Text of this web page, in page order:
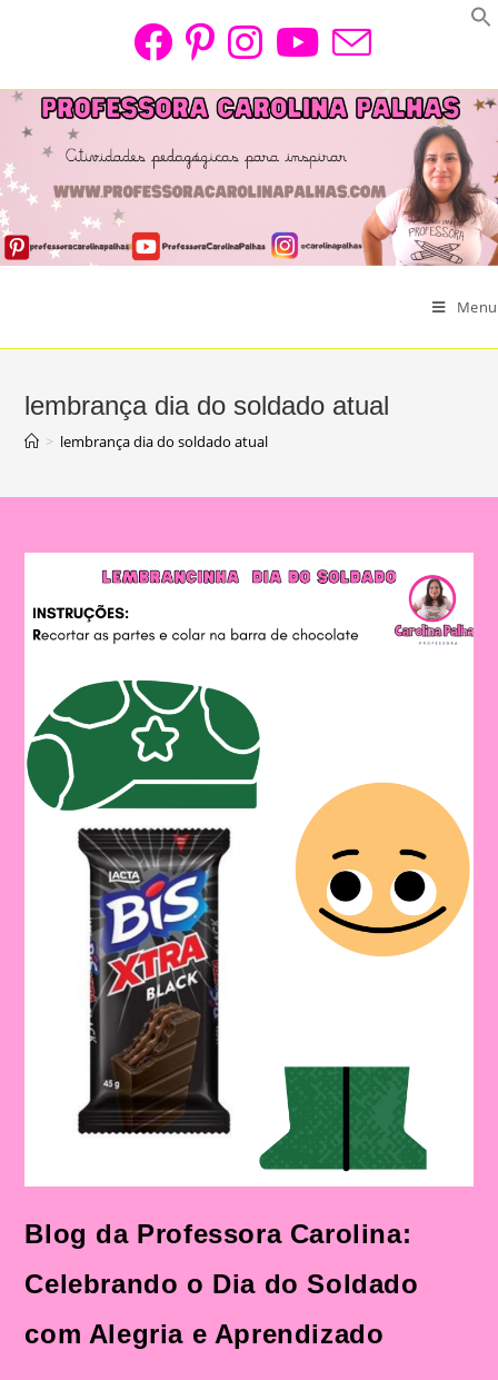
Menu
lembrança dia do soldado atual
> lembrança dia do soldado atual
Blog da Professora Carolina:
Celebrando o Dia do Soldado
com Alegria e Aprendizado